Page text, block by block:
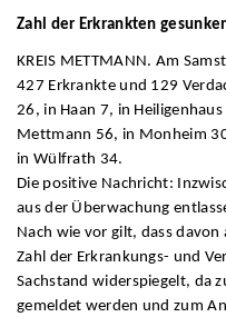
Zahl der Erkrankten
KREIS METTMANN. Am
427 Erkrankte und 129
26, in Haan 7, in
Mettmann 56, in Monheim
in Wülfrath 34.
Die positive Nachricht:
aus der Überwachung
Nach wie vor gilt, dass
Zahl der Erkrankungs- und
Sachstand widerspiegelt, da
gemeldet werden und zum